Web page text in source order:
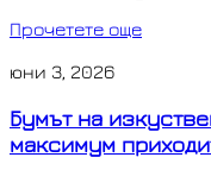
Прочетете още
юни 3, 2026
Бумът на
максимум